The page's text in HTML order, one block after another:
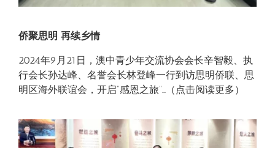
侨聚思明 再续乡情
2024年9月21日， 澳中青少年交流协会会长辛智毅、 执
行会长孙达峰、 名誉会长林登峰一行到访思明侨联、思
明区海外联谊会， 开启“感恩之旅” …（点击阅读更多）